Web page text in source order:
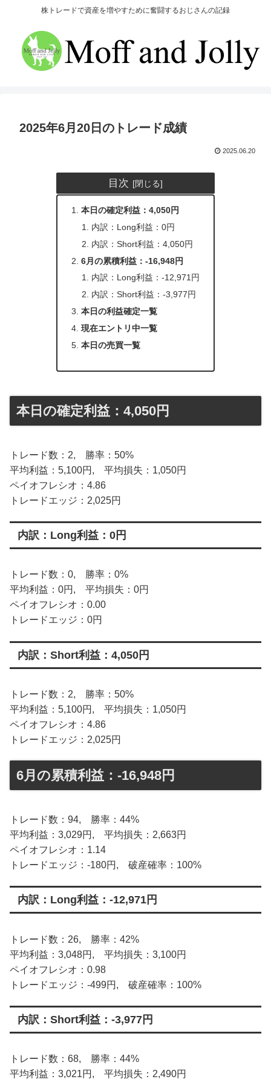
株トレードで資産を増やすために奮闘するおじさんの記録
2025年6月20日のトレード成績
2025.06.20
目次
本日の確定利益：4,050円
内訳：Long利益：0円
内訳：Short利益：4,050円
6月の累積利益：-16,948円
内訳：Long利益：-12,971円
内訳：Short利益：-3,977円
本日の利益確定一覧
現在エントリ中一覧
本日の売買一覧
本日の確定利益：4,050円
トレード数：2, 勝率：50%
平均利益：5,100円, 平均損失：1,050円
ペイオフレシオ：4.86
トレードエッジ：2,025円
内訳：Long利益：0円
トレード数：0, 勝率：0%
平均利益：0円, 平均損失：0円
ペイオフレシオ：0.00
トレードエッジ：0円
内訳：Short利益：4,050円
トレード数：2, 勝率：50%
平均利益：5,100円, 平均損失：1,050円
ペイオフレシオ：4.86
トレードエッジ：2,025円
6月の累積利益：-16,948円
トレード数：94, 勝率：44%
平均利益：3,029円, 平均損失：2,663円
ペイオフレシオ：1.14
トレードエッジ：-180円, 破産確率：100%
内訳：Long利益：-12,971円
トレード数：26, 勝率：42%
平均利益：3,048円, 平均損失：3,100円
ペイオフレシオ：0.98
トレードエッジ：-499円, 破産確率：100%
内訳：Short利益：-3,977円
トレード数：68, 勝率：44%
平均利益：3,021円, 平均損失：2,490円